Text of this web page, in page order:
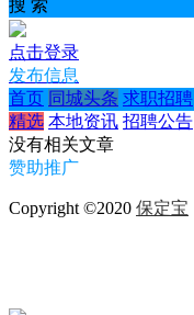
搜 索
点击登录
发布信息
首页 同城头条 求职招聘
精选 本地资讯 招聘公告
没有相关文章
赞助推广
Copyright ©2020 保定宝